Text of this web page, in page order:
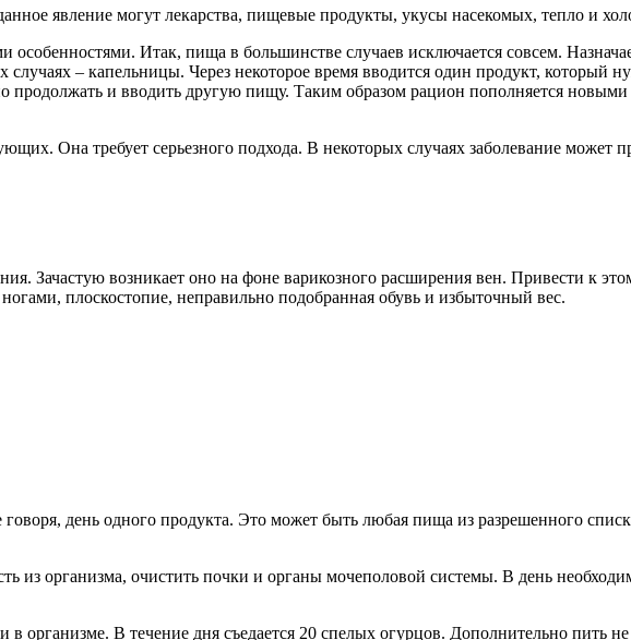
явление могут лекарства, пищевые продукты, укусы насекомых, тепло и
Итак, пища в большинстве случаев исключается совсем.
– капельницы. Через некоторое время вводится один продукт, который
продолжать и вводить другую пищу. Таким образом рацион пополняется
Она требует серьезного подхода. В некоторых случаях заболевание может
Зачастую возникает оно на фоне варикозного расширения вен. Привести к
плоскостопие, неправильно подобранная обувь и избыточный вес.
день одного продукта. Это может быть любая пища из разрешенного
организма, очистить почки и органы мочеполовой системы. В день
организме. В течение дня съедается 20 спелых огурцов. Дополнительно пить не